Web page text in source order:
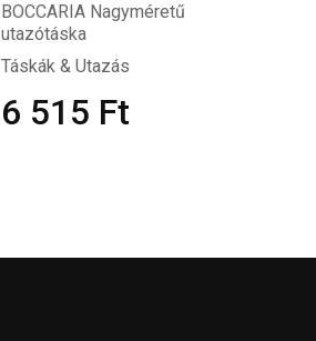
BOCCARIA Nagyméretű
utazótáska
Táskák & Utazás
6 515 Ft